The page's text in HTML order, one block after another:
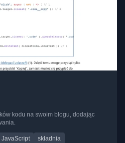
kodu na swoim blogu, dodając
JavaScript składnia